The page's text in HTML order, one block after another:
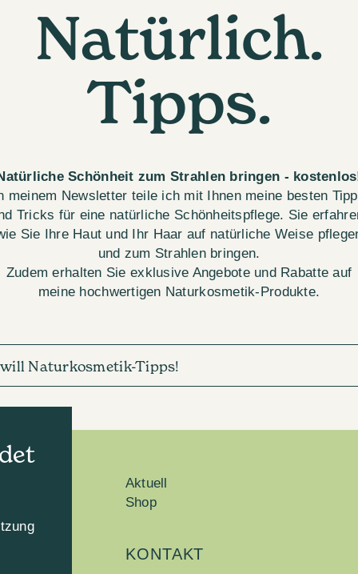
Natürlich.
Tipps.
Schönheit zum Strahlen bringen -
meinem Newsletter teile ich mit Ihnen meine besten
Tricks für eine natürliche Schönheitspflege. Sie
Sie Ihre Haut und Ihr Haar auf natürliche Weise
und zum Strahlen bringen.
Zudem erhalten Sie exklusive Angebote und Rabatte auf
meine hochwertigen Naturkosmetik-Produkte.
will Naturkosmetik-Tipps!
Aktuell
Shop
KONTAKT